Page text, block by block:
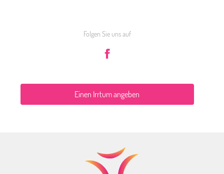
Folgen Sie uns auf
Einen Irrtum angeben